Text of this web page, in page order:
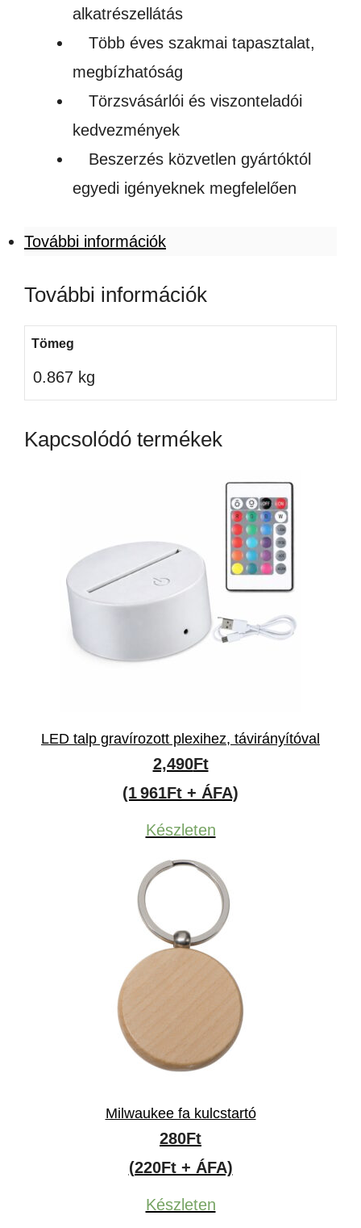
alkatrészellátás
Több éves szakmai tapasztalat,
megbízhatóság
Törzsvásárlói és viszonteladói
kedvezmények
Beszerzés közvetlen gyártóktól
egyedi igényeknek megfelelően
További információk
További információk
Tömeg
0.867 kg
Kapcsolódó termékek
LED talp gravírozott plexihez, távirányítóval
2,490Ft
(1 961Ft + ÁFA)
Készleten
Milwaukee fa kulcstartó
280Ft
(220Ft + ÁFA)
Készleten